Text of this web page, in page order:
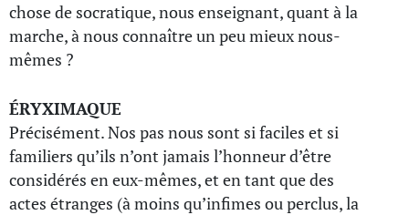
chose de socratique, nous enseignant, quant à la
marche, à nous connaître un peu mieux nous-
mêmes ?
ÉRYXIMAQUE
Précisément. Nos pas nous sont si faciles et si
familiers qu’ils n’ont jamais l’honneur d’être
considérés en eux-mêmes, et en tant que des
actes étranges (à moins qu’infimes ou perclus, la